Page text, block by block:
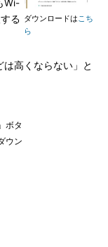
ダウンロードはこち
ら
Wi-
る
高くならない」と
ボタ
ウン